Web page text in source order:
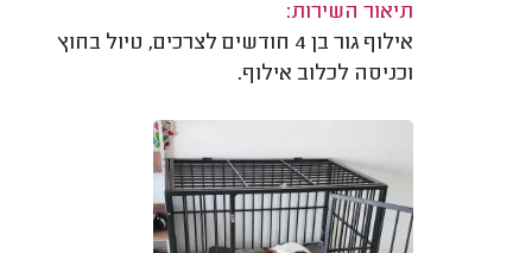
תיאור השירות:
אילוף גור בן 4 חודשים לצרכים, טיול בחוץ
וכניסה לכלוב אילוף.